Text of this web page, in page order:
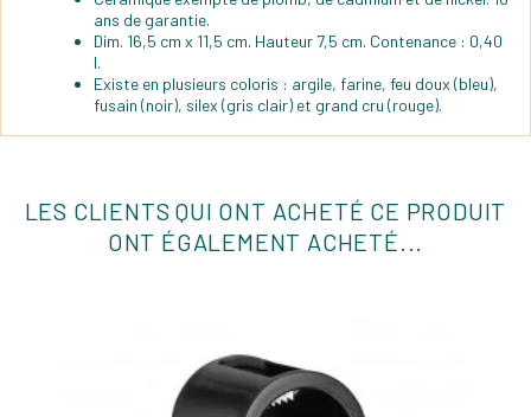
ans de garantie.
Dim. 16,5 cm x 11,5 cm. Hauteur 7,5 cm. Contenance : 0,40
l.
Existe en plusieurs coloris : argile, farine, feu doux (bleu),
fusain (noir), silex (gris clair) et grand cru (rouge).
LES CLIENTS QUI ONT ACHETÉ CE PRODUIT
ONT ÉGALEMENT ACHETÉ...